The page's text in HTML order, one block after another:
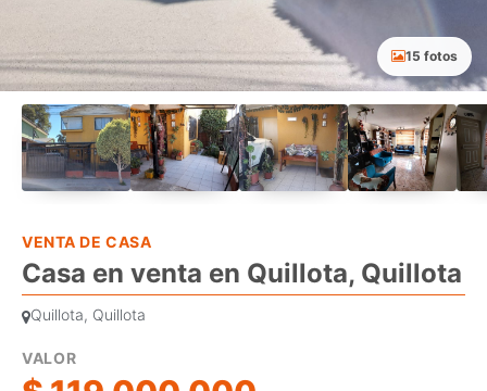
15 fotos
VENTA DE CASA
Casa en venta en Quillota, Quillota
Quillota, Quillota
VALOR